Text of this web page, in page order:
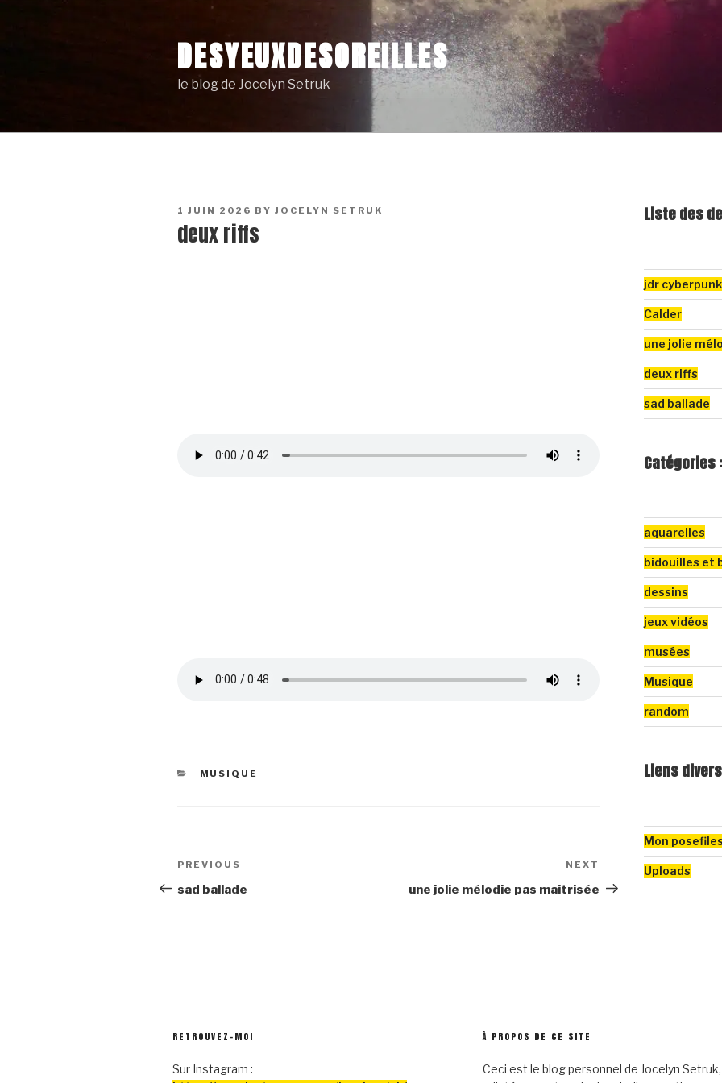
DESYEUXDESOREILLES
le blog de Jocelyn Setruk
POSTED
ON
1 JUIN 2026 BY JOCELYN SETRUK
deux riffs
CATEGORIES
MUSIQUE
Navigation
de
Previous
Post
PREVIOUS
sad ballade
Post
NEXT
une jolie mélodie pas maitrisée
Liste des
jdr
Calder
une jolie
deux riffs
sad ballade
Catégories :
aquarelles
bidouilles et
dessins
jeux vidéos
musées
Musique
random
Liens
Mon posefiles
Uploads
RETROUVEZ-MOI
Sur Instagram :
À PROPOS DE CE SITE
Ceci est le blog personnel de Jocelyn Setruk,